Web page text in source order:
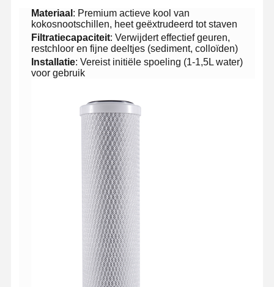
​Materiaal​ ​: Premium actieve kool van
kokosnootschillen, heet geëxtrudeerd tot staven
​Filtratiecapaciteit​​: Verwijdert effectief geuren,
restchloor en fijne deeltjes (sediment, colloïden)
​Installatie​​: Vereist initiële spoeling (1-1,5L water)
voor gebruik